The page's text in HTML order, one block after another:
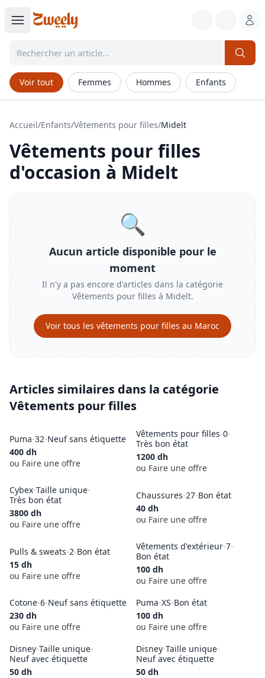
Voir tout Femmes Hommes Enfants
Accueil/Enfants/Vêtements pour filles/Midelt
Vêtements pour filles
d'occasion à Midelt
🔍
Aucun article disponible pour le
moment
Il n'y a pas encore d'articles dans la catégorie
Vêtements pour filles à Midelt.
Voir tous les vêtements pour filles au Maroc
Articles similaires dans la catégorie
Vêtements pour filles
Puma-32-Neuf sans étiquette
400 dh
ou Faire une offre
Vêtements pour filles-0-
Très bon état
1200 dh
ou Faire une offre
Cybex-Taille unique-
Très bon état
3800 dh
ou Faire une offre
Chaussures-27-Bon état
40 dh
ou Faire une offre
Pulls & sweats-2-Bon état
15 dh
ou Faire une offre
Vêtements d'extérieur-7-
Bon état
100 dh
ou Faire une offre
Cotone-6-Neuf sans étiquette
230 dh
ou Faire une offre
Puma-XS-Bon état
100 dh
ou Faire une offre
Disney-Taille unique-
Neuf avec étiquette
50 dh
Disney-Taille unique-
Neuf avec étiquette
50 dh